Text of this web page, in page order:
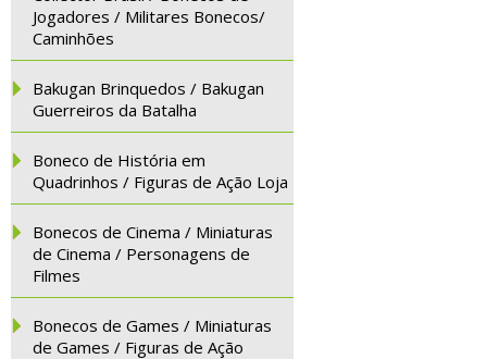
Jogadores / Militares Bonecos/
Caminhões
Bakugan Brinquedos / Bakugan
Guerreiros da Batalha
Boneco de História em
Quadrinhos / Figuras de Ação Loja
Bonecos de Cinema / Miniaturas
de Cinema / Personagens de
Filmes
Bonecos de Games / Miniaturas
de Games / Figuras de Ação